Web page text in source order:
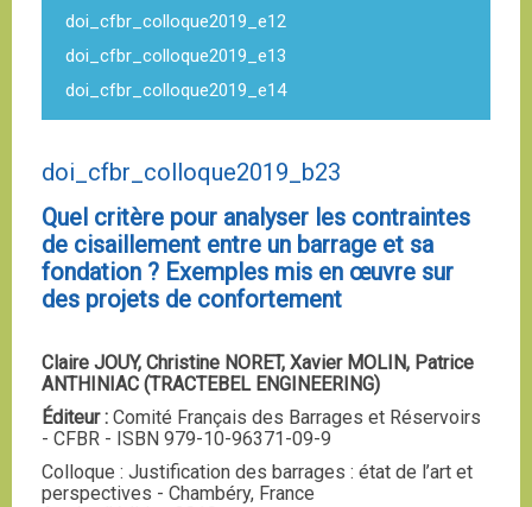
doi_cfbr_colloque2019_e12
doi_cfbr_colloque2019_e13
doi_cfbr_colloque2019_e14
doi_cfbr_colloque2019_b23
Quel critère pour analyser les contraintes
de cisaillement entre un barrage et sa
fondation ? Exemples mis en œuvre sur
des projets de confortement
Claire JOUY, Christine NORET, Xavier MOLIN, Patrice
ANTHINIAC (TRACTEBEL ENGINEERING)
Éditeur : Comité Français des Barrages et Réservoirs
- CFBR - ISBN 979-10-96371-09-9
Colloque : Justification des barrages : état de l’art et
perspectives - Chambéry, France